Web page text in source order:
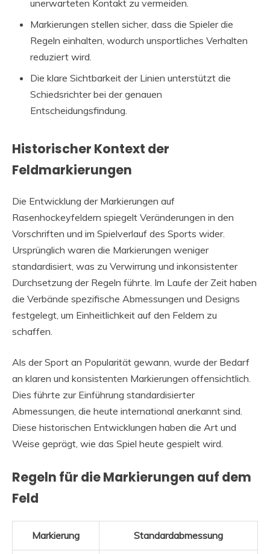
unerwarteten Kontakt zu vermeiden.
Markierungen stellen sicher, dass die Spieler die
Regeln einhalten, wodurch unsportliches Verhalten
reduziert wird.
Die klare Sichtbarkeit der Linien unterstützt die
Schiedsrichter bei der genauen
Entscheidungsfindung.
Historischer Kontext der
Feldmarkierungen
Die Entwicklung der Markierungen auf
Rasenhockeyfeldern spiegelt Veränderungen in den
Vorschriften und im Spielverlauf des Sports wider.
Ursprünglich waren die Markierungen weniger
standardisiert, was zu Verwirrung und inkonsistenter
Durchsetzung der Regeln führte. Im Laufe der Zeit haben
die Verbände spezifische Abmessungen und Designs
festgelegt, um Einheitlichkeit auf den Feldern zu
schaffen.
Als der Sport an Popularität gewann, wurde der Bedarf
an klaren und konsistenten Markierungen offensichtlich.
Dies führte zur Einführung standardisierter
Abmessungen, die heute international anerkannt sind.
Diese historischen Entwicklungen haben die Art und
Weise geprägt, wie das Spiel heute gespielt wird.
Regeln für die Markierungen auf dem
Feld
Markierung Standardabmessung